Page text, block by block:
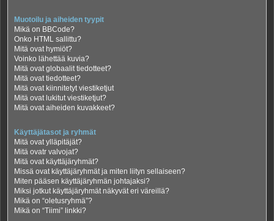
Muotoilu ja aiheiden tyypit
Mikä on BBCode?
Onko HTML sallittu?
Mitä ovat hymiöt?
Voinko lähettää kuvia?
Mitä ovat globaalit tiedotteet?
Mitä ovat tiedotteet?
Mitä ovat kiinnitetyt viestiketjut
Mitä ovat lukitut viestiketjut?
Mitä ovat aiheiden kuvakkeet?
Käyttäjätasot ja ryhmät
Mitä ovat ylläpitäjät?
Mitä ovatr valvojat?
Mitä ovat käyttäjäryhmät?
Missä ovat käyttäjäryhmät ja miten liityn sellaiseen?
Miten pääsen käyttäjäryhmän johtajaksi?
Miksi jotkut käyttäjäryhmät näkyvät eri väreillä?
Mikä on “oletusryhmä”?
Mikä on “Tiimi” linkki?